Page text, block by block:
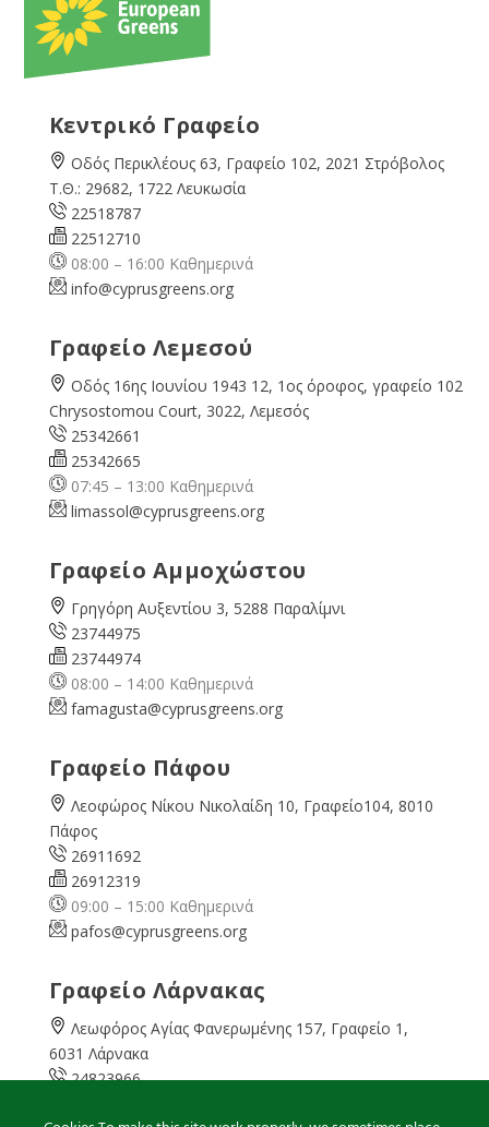
Κεντρικό Γραφείο
Οδός Περικλέους 63, Γραφείο 102, 2021 Στρόβολος
Τ.Θ.: 29682, 1722 Λευκωσία
22518787
22512710
08:00 – 16:00 Καθημερινά
info@cyprusgreens.org
Γραφείο Λεμεσού
Οδός 16ης Ιουνίου 1943 12, 1ος όροφος, γραφείο 102
Chrysostomou Court, 3022, Λεμεσός
25342661
25342665
07:45 – 13:00 Καθημερινά
limassol@cyprusgreens.org
Γραφείο Αμμοχώστου
Γρηγόρη Αυξεντίου 3, 5288 Παραλίμνι
23744975
23744974
08:00 – 14:00 Καθημερινά
famagusta@cyprusgreens.org
Γραφείο Πάφου
Λεοφώρος Νίκου Νικολαίδη 10, Γραφείο104, 8010
Πάφος
26911692
26912319
09:00 – 15:00 Καθημερινά
pafos@cyprusgreens.org
Γραφείο Λάρνακας
Λεωφόρος Αγίας Φανερωμένης 157, Γραφείο 1,
6031 Λάρνακα
24823966